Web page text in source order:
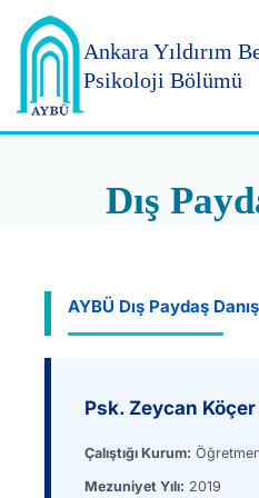
Ankara Yıldırım
Psikoloji Bölümü
Dış
AYBÜ Dış Paydaş
Psk. Zeycan
Çalıştığı Kurum:
Mezuniyet Yılı: 2019